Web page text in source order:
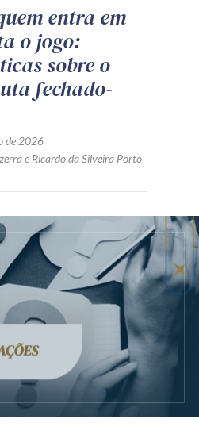
entra em
o jogo:
sobre o
fechado-
de 2026
e Ricardo da Silveira Porto